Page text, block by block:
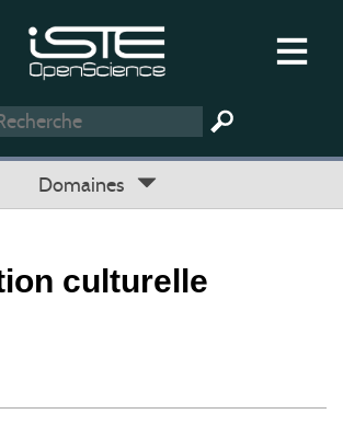
Domaines
culturelle